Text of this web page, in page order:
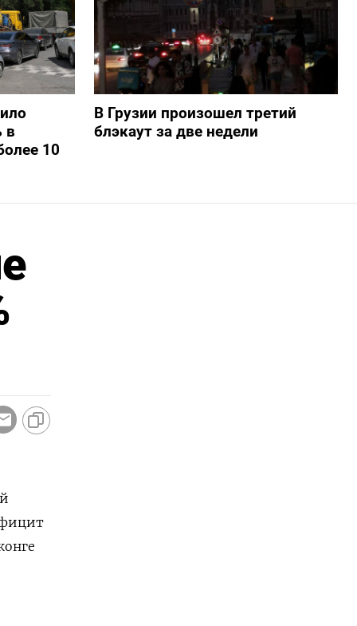
в
10
В Грузии произошел третий
блэкаут за две недели